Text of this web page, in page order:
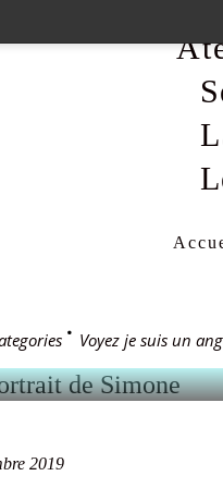
> Voyez je suis un
SUIS
2019